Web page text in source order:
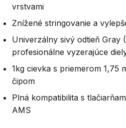
vrstvami
Znížené stringovanie a
Univerzálny sivý odtieň Gray
profesionálne vyzerajúce
1kg cievka s priemerom 1,75
čipom
Plná kompatibilita s
AMS